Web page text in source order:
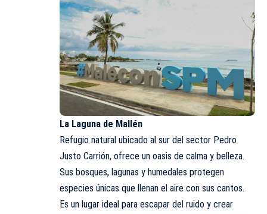
La Laguna de Mallén
Refugio natural ubicado al sur del sector Pedro
Justo Carrión, ofrece un oasis de calma y belleza.
Sus bosques, lagunas y humedales protegen
especies únicas que llenan el aire con sus cantos.
Es un lugar ideal para escapar del ruido y crear